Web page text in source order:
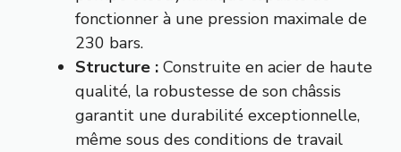
fonctionner à une pression maximale de
230 bars.
Structure : Construite en acier de haute
qualité, la robustesse de son châssis
garantit une durabilité exceptionnelle,
même sous des conditions de travail